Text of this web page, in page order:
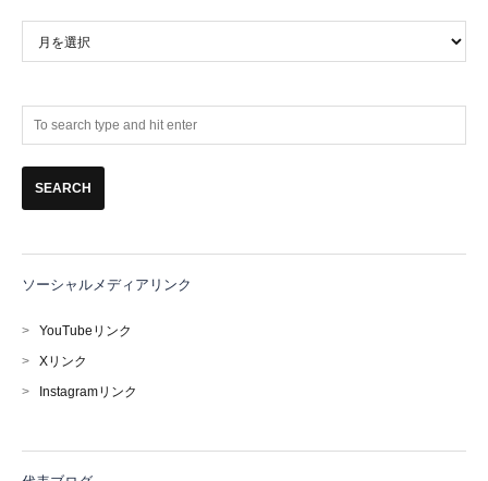
ー
ソーシャルメディアリンク
> YouTubeリンク
> Xリンク
>
Instagramリンク